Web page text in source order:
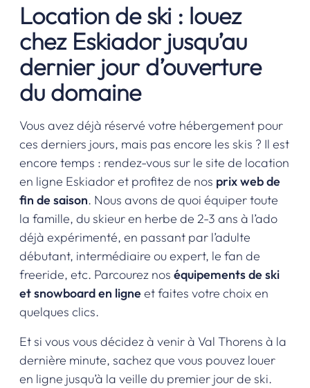
Location de ski : louez
chez Eskiador jusqu’au
dernier jour d’ouverture
du domaine
Vous avez déjà réservé votre hébergement pour
ces derniers jours, mais pas encore les skis ? Il est
encore temps : rendez-vous sur le site de location
en ligne Eskiadoret profitez de nos prix web de
fin de saison. Nous avons de quoi équiper toute
la famille, du skieur en herbe de 2-3 ans à l’ado
déjà expérimenté, en passant par l’adulte
débutant, intermédiaire ou expert, le fan de
freeride, etc. Parcourez nos équipements de ski
et snowboard en ligneet faites votre choix en
quelques clics.
Et si vous vous décidez à venir à Val Thorens à la
dernière minute, sachez que vous pouvez louer
en ligne jusqu’à la veille du premier jour de ski.